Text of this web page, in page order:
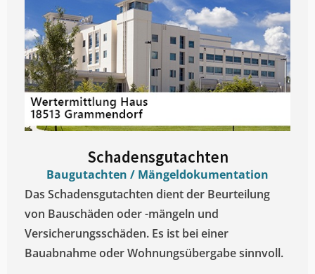
Schadensgutachten
Baugutachten / Mängeldokumentation
Das Schadensgutachten dient der Beurteilung
von Bauschäden oder -mängeln und
Versicherungsschäden. Es ist bei einer
Bauabnahme oder Wohnungsübergabe sinnvoll.